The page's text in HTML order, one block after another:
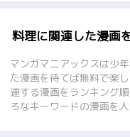
い……。そんなとき、
らわれて……！ なん
でもパティシエらしい
んだけど……。これっ
てひょっとしたら？
けど、そのときはまだ
料理に関連した漫画
マンガマニアックスは少
た漫画を待てば無料で楽
連する漫画をランキング
ろなキーワードの漫画を